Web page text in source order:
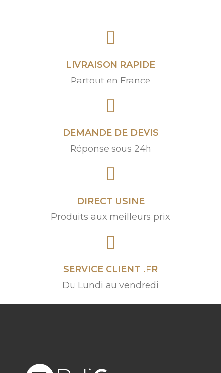
LIVRAISON RAPIDE
Partout en France
DEMANDE DE DEVIS
Réponse sous 24h
DIRECT USINE
Produits aux meilleurs prix
SERVICE CLIENT .FR
Du Lundi au vendredi